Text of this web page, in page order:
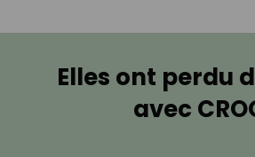
Elles ont perdu
avec